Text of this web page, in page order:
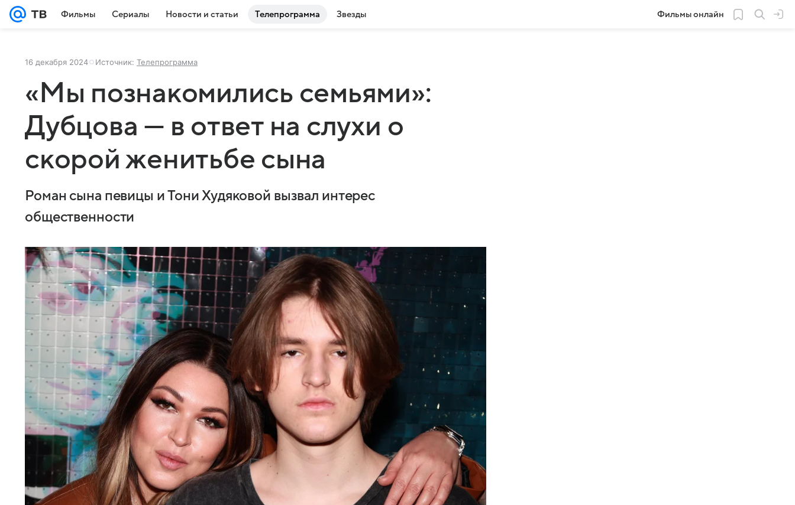
Фильмы Сериалы Новости и статьи Телепрограмма Звезды Фильмы онлайн
16 декабря 2024 Источник: Телепрограмма
«Мы познакомились семьями»:
Дубцова — в ответ на слухи о
скорой женитьбе сына
Роман сына певицы и Тони Худяковой вызвал интерес
общественности